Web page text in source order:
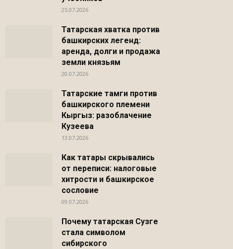
25.07.2026
Татарская хватка против
башкирских легенд:
аренда, долги и продажа
земли князьям
20.07.2026
Татарские тамги против
башкирского племени
Кыргыз: разоблачение
Кузеева
13.07.2026
Как татары скрывались
от переписи: налоговые
хитрости и башкирское
сословие
09.07.2026
Почему татарская Сузге
стала символом
сибирского